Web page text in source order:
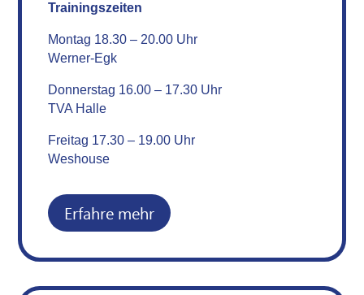
Trainingszeiten
Montag 18.30 – 20.00 Uhr
Werner-Egk
Donnerstag 16.00 – 17.30 Uhr
TVA Halle
Freitag 17.30 – 19.00 Uhr
Weshouse
Erfahre mehr